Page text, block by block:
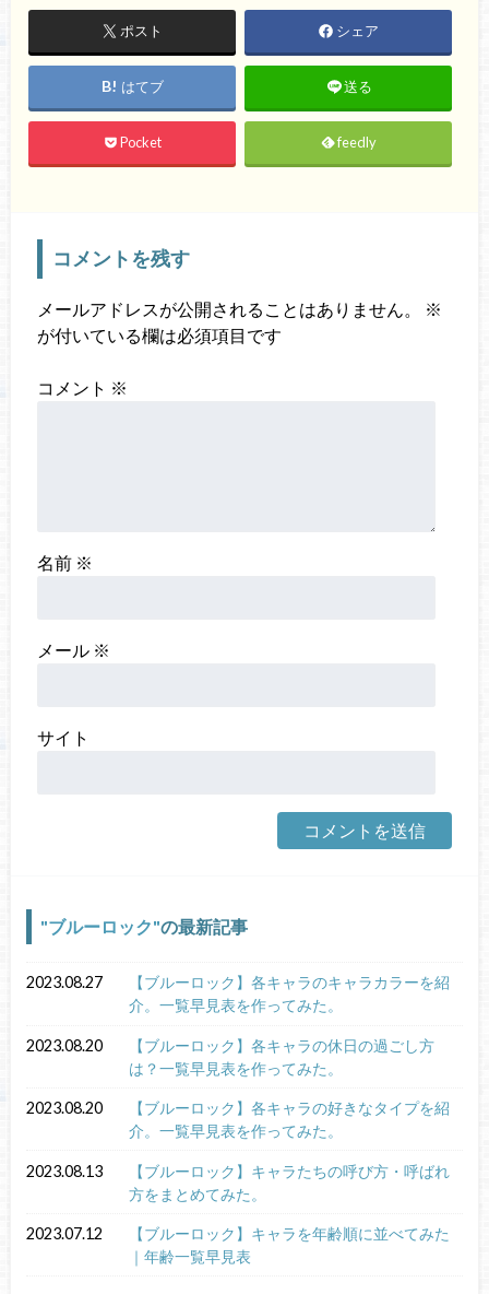
ポスト シェア
はてブ 送る
Pocket feedly
コメントを残す
メールアドレスが公開されることはありません。
※
が付いている欄は必須項目です
コメント ※
名前 ※
メール ※
サイト
ブルーロック の最新記事
2023.08.27
【ブルーロック】各キャラのキャラカラーを紹
介。一覧早見表を作ってみた。
2023.08.20
【ブルーロック】各キャラの休日の過ごし方
は？一覧早見表を作ってみた。
2023.08.20
【ブルーロック】各キャラの好きなタイプを紹
介。一覧早見表を作ってみた。
2023.08.13
【ブルーロック】キャラたちの呼び方・呼ばれ
方をまとめてみた。
2023.07.12
【ブルーロック】キャラを年齢順に並べてみた
｜年齢一覧早見表